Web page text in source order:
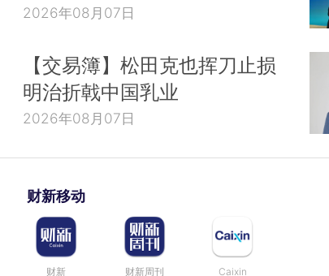
2026年08月07日
【交易簿】松田克也挥刀止损
明治折戟中国乳业
2026年08月07日
财新移动
财新 财新周刊 Caixin